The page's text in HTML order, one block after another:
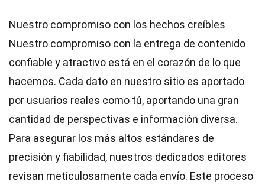
Nuestro compromiso con los hechos creíbles
Nuestro compromiso con la entrega de contenido
confiable y atractivo está en el corazón de lo que
hacemos. Cada dato en nuestro sitio es aportado
por usuarios reales como tú, aportando una gran
cantidad de perspectivas e información diversa.
Para asegurar los más altos estándares de
precisión y fiabilidad, nuestros dedicados editores
revisan meticulosamente cada envío. Este proceso